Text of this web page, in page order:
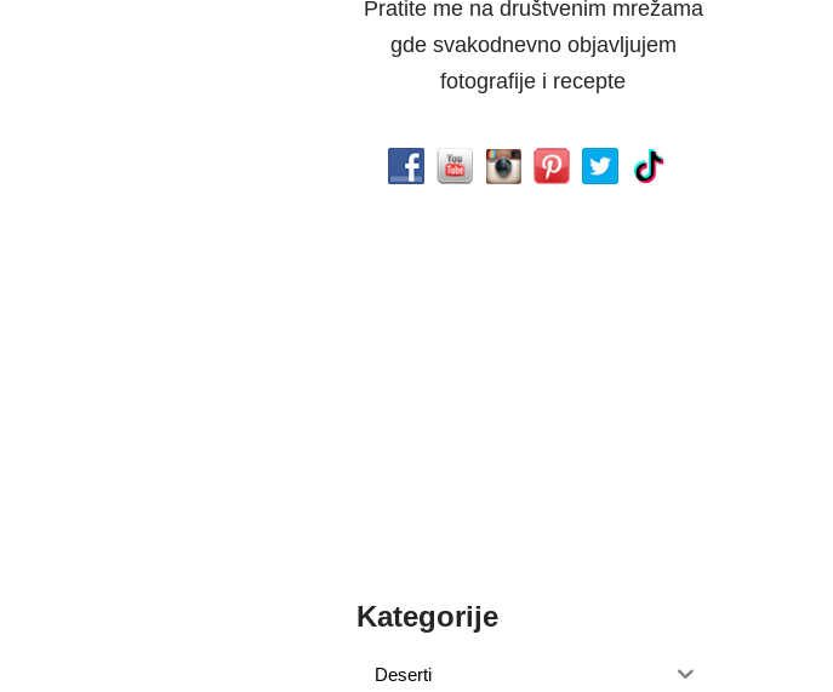
Pratite me na društvenim mrežama
gde svakodnevno objavljujem
fotografije i recepte
Kategorije
Deserti